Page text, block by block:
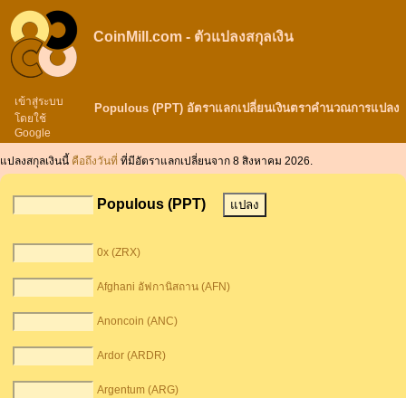
เข้าสู่ระบบ
โดยใช้
Google
CoinMill.com - ตัวแปลงสกุลเงิน
Populous (PPT) อัตราแลกเปลี่ยนเงินตราคำนวณการแปลง
แปลงสกุลเงินนี้ คือถึงวันที่ ที่มีอัตราแลกเปลี่ยนจาก 8 สิงหาคม 2026.
Populous (PPT)
0x (ZRX)
Afghani อัฟกานิสถาน (AFN)
Anoncoin (ANC)
Ardor (ARDR)
Argentum (ARG)